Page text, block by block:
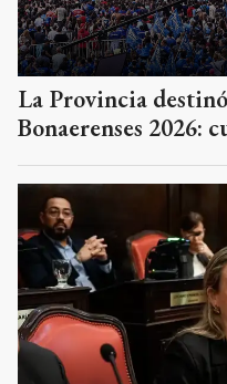
La Provincia
Bonaerenses 2026: